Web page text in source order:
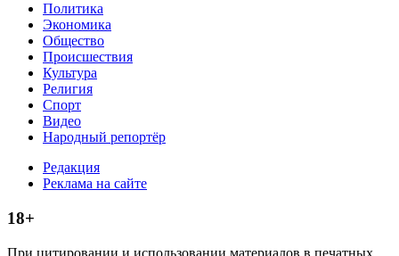
Политика
Экономика
Общество
Происшествия
Культура
Религия
Спорт
Видео
Народный репортёр
Редакция
Реклама на сайте
18+
При цитировании и использовании материалов в печатных